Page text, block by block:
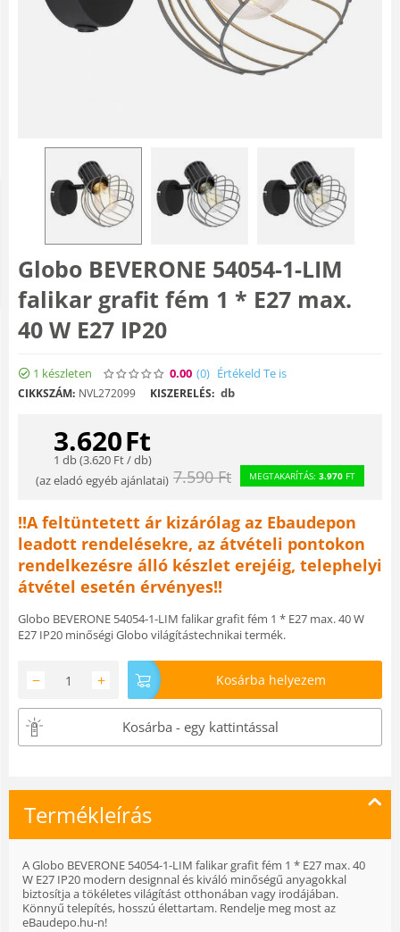
Globo BEVERONE 54054-1-LIM
falikar grafit fém 1 * E27 max.
40 W E27 IP20
1 készleten 0.00 (0) Értékeld Te is
CIKKSZÁM: NVL272099 KISZERELÉS: db
3.620Ft
1 db (3.620Ft/ db)
(az eladó egyéb ajánlatai) 7.590 Ft MEGTAKARÍTÁS: 3.970 FT
!!A feltüntetett ár kizárólag az Ebaudepon
leadott rendelésekre, az átvételi pontokon
rendelkezésre álló készlet erejéig, telephelyi
átvétel esetén érvényes!!
Globo BEVERONE 54054-1-LIM falikar grafit fém 1 * E27 max. 40 W
E27 IP20 minőségi Globo világítástechnikai termék.
+
− Kosárba helyezem
Kosárba - egy kattintással
Termékleírás
A Globo BEVERONE 54054-1-LIM falikar grafit fém 1 * E27 max. 40
W E27 IP20 modern designnal és kiváló minőségű anyagokkal
biztosítja a tökéletes világítást otthonában vagy irodájában.
Könnyű telepítés, hosszú élettartam. Rendelje meg most az
eBaudepo.hu-n!